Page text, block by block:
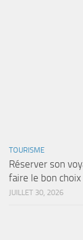
TOURISME
Réserver son
faire le bon choix
JUILLET 30, 2026